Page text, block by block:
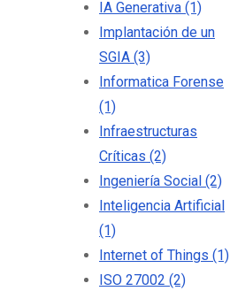
IA Generativa (1)
Implantación de un
SGIA (3)
Informatica Forense
(1)
Infraestructuras
Críticas (2)
Ingeniería Social (2)
Inteligencia Artificial
(1)
Internet of Things (1)
ISO 27002 (2)